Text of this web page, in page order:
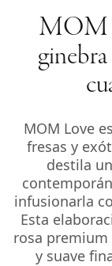
MOM
ginebra
MOM Love
fresas y
destila
infusionarla
Esta
rosa
y suave